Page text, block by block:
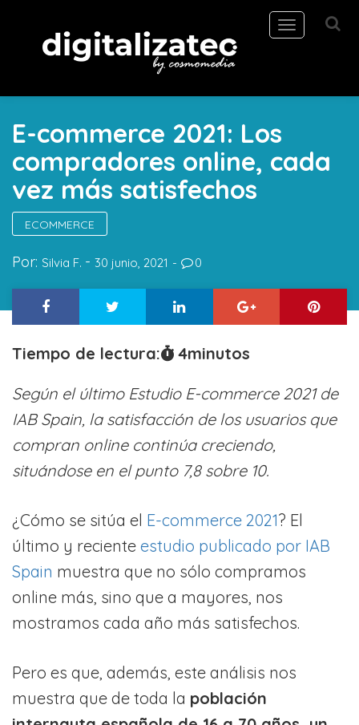
Toggle
navigation
E-commerce 2021: Los
compradores online, cada
vez más satisfechos
ECOMMERCE
Por: Silvia F. 30 junio, 2021 0
Tiempo de lectura: 4minutos
Según el último Estudio E-commerce 2021 de
IAB Spain, la satisfacción de los usuarios que
compran online continúa creciendo,
situándose en el punto 7,8 sobre 10.
¿Cómo se sitúa el E-commerce 2021? El
último y reciente estudio publicado por IAB
Spain muestra que no sólo compramos
online más, sino que a mayores, nos
mostramos cada año más satisfechos.
Pero es que, además, este análisis nos
muestra que de toda la población